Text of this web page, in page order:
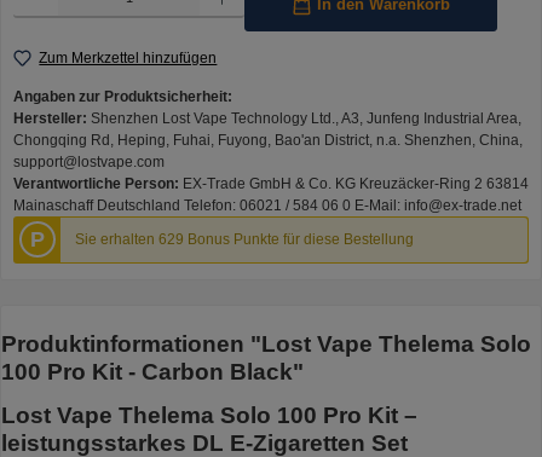
In den Warenkorb
Zum Merkzettel hinzufügen
Angaben zur Produktsicherheit:
Hersteller: Shenzhen Lost Vape Technology Ltd., A3, Junfeng Industrial Area,
Chongqing Rd, Heping, Fuhai, Fuyong, Bao'an District, n.a. Shenzhen, China,
support@lostvape.com
Verantwortliche Person: EX-Trade GmbH & Co. KG Kreuzäcker-Ring 2 63814
Mainaschaff Deutschland Telefon: 06021 / 584 06 0 E-Mail: info@ex-trade.net
P Sie erhalten 629 Bonus Punkte für diese Bestellung
Produktinformationen "Lost Vape Thelema Solo
100 Pro Kit - Carbon Black"
Lost Vape Thelema Solo 100 Pro Kit –
leistungsstarkes DL E-Zigaretten Set